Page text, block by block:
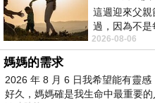
回到情感鼓盪的起點
還是懸然未決：究竟
哪一個字眼才能負載你
向我展示的纖細
...
這週迎來父
過，因為不
節的，平時也
2026-08-06
媽媽的需求
2026 年 8 月 6 日我希望能有靈感
好久，媽媽確是我生命中最重要